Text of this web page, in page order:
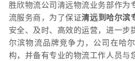
胜欣物流公司清远物流业务部作为
流服务商，为了保证清远到哈尔滨
安全、及时、高效的运营，进一步
尔滨物流品牌竞争力，公司在哈
构，并备有专业的物流工作人员与